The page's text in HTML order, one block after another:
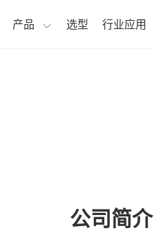
产品 选型 行业应用
公司简介